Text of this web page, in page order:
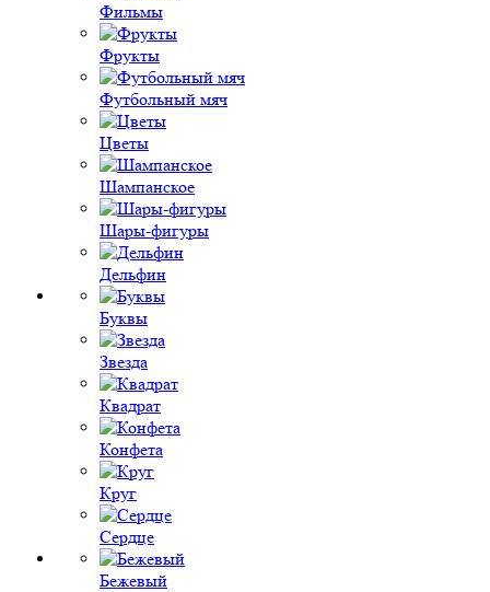
Фильмы
Фрукты
Футбольный мяч
Цветы
Шампанское
Шары-фигуры
Дельфин
Буквы
Звезда
Квадрат
Конфета
Круг
Сердце
Бежевый